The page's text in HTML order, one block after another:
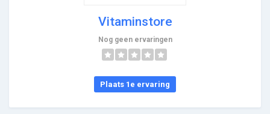
Vitaminstore
Nog geen ervaringen
Plaats 1e ervaring